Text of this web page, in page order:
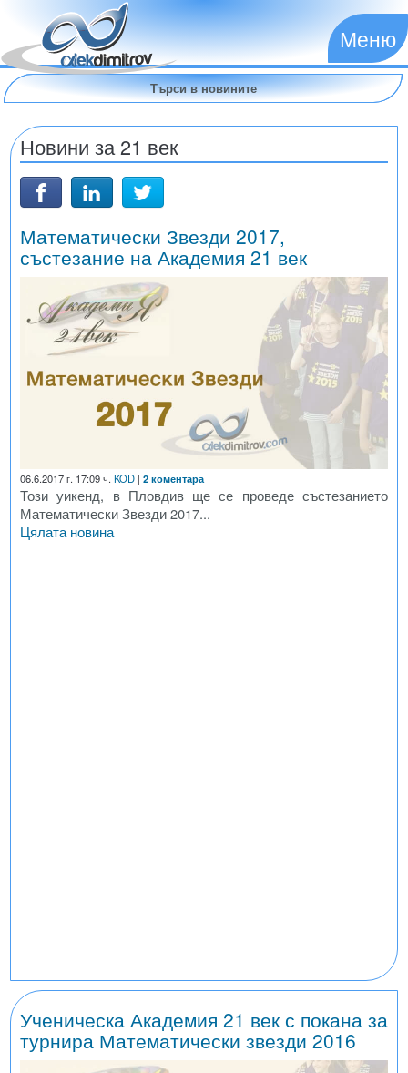
Меню
Новини за 21 век
Математически Звезди 2017,
състезание на Академия 21 век
06.6.2017 г. 17:09 ч. KOD | 2 коментара
Този уикенд, в Пловдив ще се проведе състезанието
Математически Звезди 2017...
Цялата новина
Ученическа Академия 21 век с покана за
турнира Математически звезди 2016